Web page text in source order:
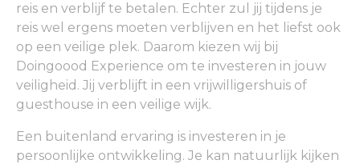
reis en verblijf te betalen. Echter zul jij tijdens je
reis wel ergens moeten verblijven en het liefst ook
op een veilige plek. Daarom kiezen wij bij
Doingoood Experience om te investeren in jouw
veiligheid. Jij verblijft in een vrijwilligershuis of
guesthouse in een veilige wijk.
Een buitenland ervaring is investeren in je
persoonlijke ontwikkeling. Je kan natuurlijk kijken